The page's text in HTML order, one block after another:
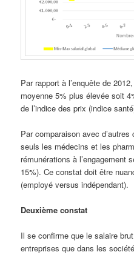
Par rapport à l’enquête de
moyenne 5% plus élevée soit
de l’indice des prix (indice
Par comparaison avec
seuls les médecins et les
rémunérations à l’engagement
15%). Ce constat doit être
(employé versus indépendant).
Deuxième constat
Il se confirme que le salaire
entreprises que dans les